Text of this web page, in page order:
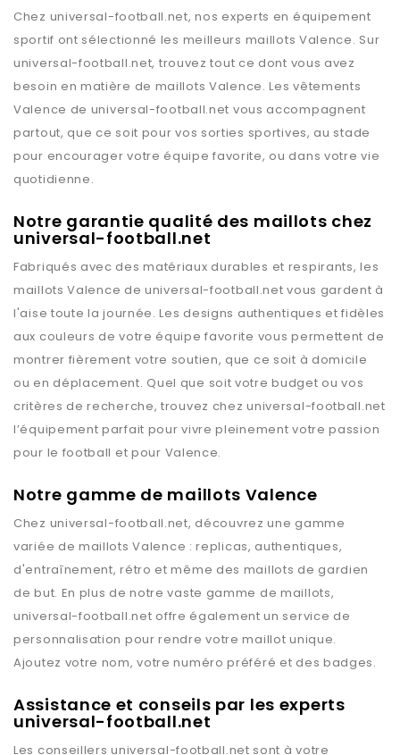
Chez universal-football.net, nos experts en équipement
sportif ont sélectionné les meilleurs maillots Valence. Sur
universal-football.net, trouvez tout ce dont vous avez
besoin en matière de maillots Valence. Les vêtements
Valence de universal-football.net vous accompagnent
partout, que ce soit pour vos sorties sportives, au stade
pour encourager votre équipe favorite, ou dans votre vie
quotidienne.
Notre garantie qualité des maillots chez
universal-football.net
Fabriqués avec des matériaux durables et respirants, les
maillotsValence deuniversal-football.net vous gardent à
l'aise toute la journée. Les designs authentiques et fidèles
aux couleurs de votre équipe favorite vous permettent de
montrer fièrement votre soutien, que ce soit à domicile
ou en déplacement. Quel que soit votre budget ou vos
critères de recherche, trouvez chezuniversal-football.net
l’équipement parfait pour vivre pleinement votre passion
pour le football et pour Valence.
Notre gamme de maillots Valence
Chez universal-football.net, découvrez une gamme
variée de maillotsValence : replicas, authentiques,
d'entraînement, rétro et même des maillots de gardien
de but. En plus de notre vaste gamme de maillots,
universal-football.net offre également un service de
personnalisation pour rendre votre maillot unique.
Ajoutez votre nom, votre numéro préféré et des badges.
Assistance et conseils par les experts
universal-football.net
Les conseillersuniversal-football.net sont à votre